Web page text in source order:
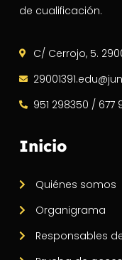
de cualificación.
C/ Cerrojo, 5.
951 298350 / 677
Inicio
Quiénes somos
Organigrama
Responsables